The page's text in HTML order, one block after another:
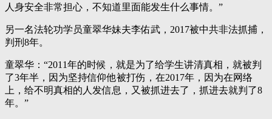
人身安全非常担心，不知道里面能发生什么事情。”
另一名法轮功学员童翠华妹夫李佑武，2017被中共非法抓捕，
判刑8年。
童翠华：“2011年的时候，就是为了给学生讲清真相，就被判
了3年半，因为坚持信仰他被打伤，在2017年，因为在网络
上，给不明真相的人发信息，又被抓进去了，抓进去就判了8
年。”